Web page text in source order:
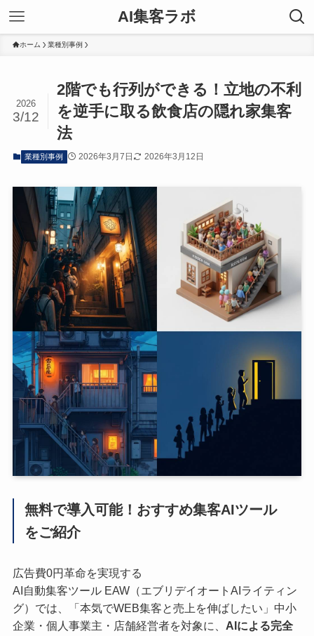
AI集客ラボ
ホーム 業種別事例
2階でも行列ができる！立地の不利
を逆手に取る飲食店の隠れ家集客
法
2026
3/12
業種別事例 2026年3月7日 2026年3月12日
無料で導入可能！おすすめ集客AIツール
をご紹介
広告費0円革命を実現する
AI自動集客ツール EAW（エブリデイオートAIライティン
グ）では、「本気でWEB集客と売上を伸ばしたい」中小
企業・個人事業主・店舗経営者を対象に、 AIによる完全